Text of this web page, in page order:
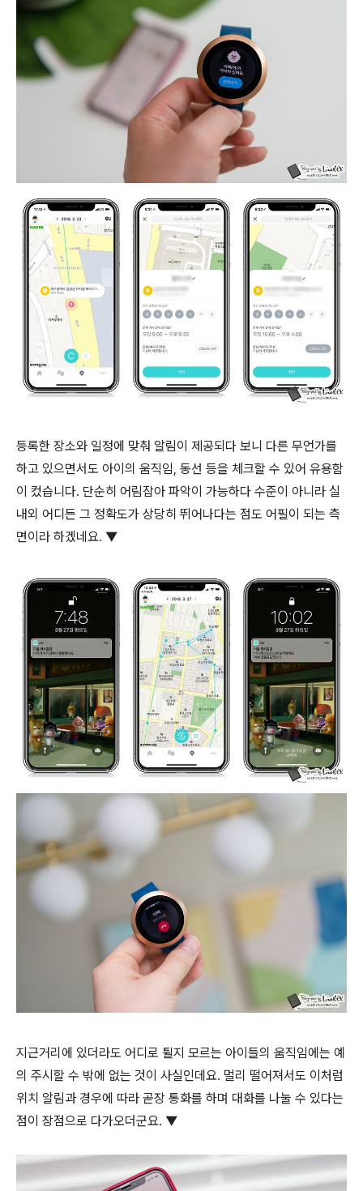
등록한 장소와 일정에 맞춰 알림이 제공되다 보니 다른 무언가를
하고 있으면서도 아이의 움직임, 동선 등을 체크할 수 있어 유용함
이 컸습니다. 단순히 어림잡아 파악이 가능하다 수준이 아니라 실
내외 어디든 그 정확도가 상당히 뛰어나다는 점도 어필이 되는 측
면이라 하겠네요. ▼
지근거리에 있더라도 어디로 튈지 모르는 아이들의 움직임에는 예
의 주시할 수 밖에 없는 것이 사실인데요. 멀리 떨어져서도 이처럼
위치 알림과 경우에 따라 곧장 통화를 하며 대화를 나눌 수 있다는
점이 장점으로 다가오더군요. ▼